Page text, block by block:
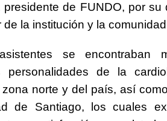
presidente de FUNDO, por
de la institución y la
se encontraban
personalidades de la
norte y del país, así
de Santiago, los cuales